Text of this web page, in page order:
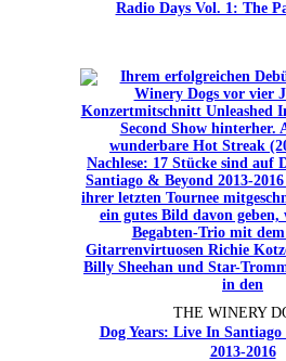
Radio Days Vol. 1: The
THE WINERY
Dog Years: Live In
2013-2016